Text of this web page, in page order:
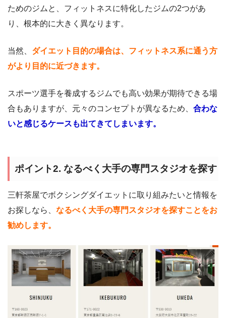
ためのジムと、フィットネスに特化したジムの2つがあ
り、根本的に大きく異なります。
当然、 ダイエット目的の場合は、フィットネス系に通う方
がより目的に近づきます。
スポーツ選手を養成するジムでも高い効果が期待できる場
合もありますが、元々のコンセプトが異なるため、 合わな
いと感じるケースも出てきてしまいます。
ポイント2. なるべく大手の専門スタジオを探す
三軒茶屋でボクシングダイエットに取り組みたいと情報を
お探しなら、 なるべく大手の専門スタジオを探すことをお
勧めします。